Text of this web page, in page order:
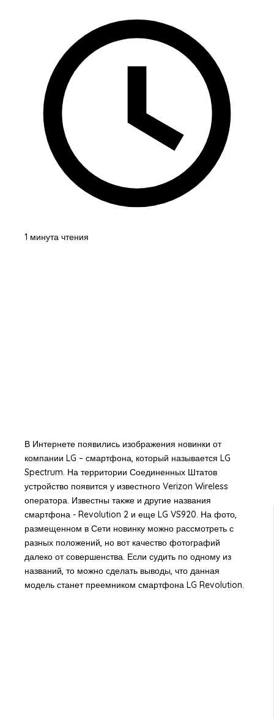
1 минута чтения
В Интернете появились изображения новинки от
компании LG – смартфона, который называется LG
Spectrum. На территории Соединенных Штатов
устройство появится у известного Verizon Wireless
оператора. Известны также и другие названия
смартфона - Revolution 2 и еще LG VS920. На фото,
размещенном в Сети новинку можно рассмотреть с
разных положений, но вот качество фотографий
далеко от совершенства. Если судить по одному из
названий, то можно сделать выводы, что данная
модель станет преемником смартфона LG Revolution.